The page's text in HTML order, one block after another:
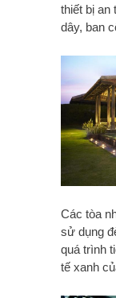
thiết bị an
dây, ban
Các tòa
sử dụng
quá trình
tế xanh